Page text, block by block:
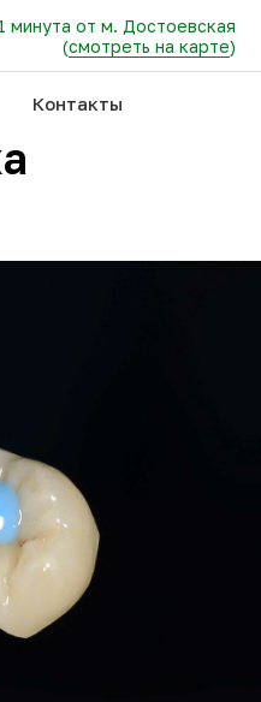
минута от м. Достоевская
(смотреть на карте)
Контакты